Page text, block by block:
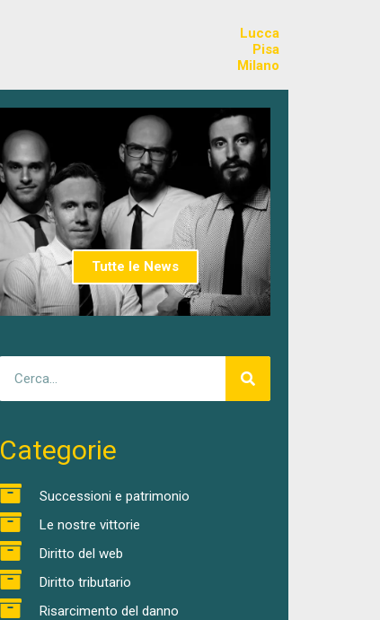
Lucca
Pisa
Milano
Tutte le News
Categorie
Successioni e patrimonio
Le nostre vittorie
Diritto del web
Diritto tributario
Risarcimento del danno